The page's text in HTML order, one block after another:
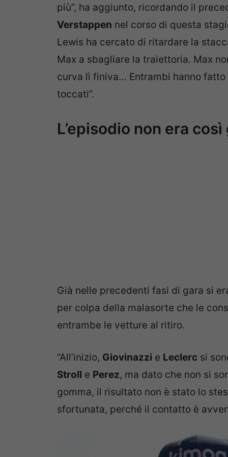
più”, ha aggiunto, ricordando il
Verstappen nel corso di questa
Lewis ha cercato di ritardare la
Max a sbagliare la traiettoria. Max
curva lì finiva… Entrambi hanno
toccati”.
L’episodio non era così
Già nelle precedenti fasi di gara si
per colpa della malasorte che le
entrambe le vetture al ritiro.
“All’inizio, Giovinazzi e Leclerc si
Stroll e Perez, ma dato che non si
gomma, il risultato non è stato lo
sfortunata, perché il contatto è